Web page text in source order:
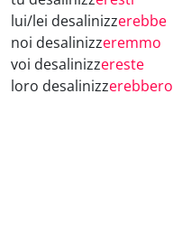
lui/lei desalinizzerebbe
noi desalinizzeremmo
voi desalinizzereste
loro desalinizzerebbero